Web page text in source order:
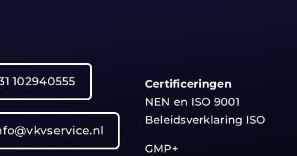
102940555
Certificeringen
NEN en ISO 9001
Beleidsverklaring ISO
GMP+